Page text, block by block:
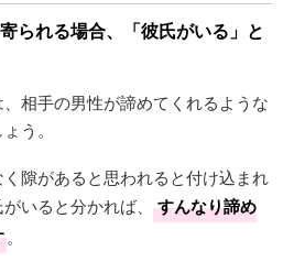
られる場合、「彼氏がいる」と
相手の男性が諦めてくれるような
う。
隙があると思われると付け込まれ
いると分かれば、
すんなり諦め
。